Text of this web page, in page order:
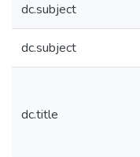
dc.subject
dc.subject
dc.title